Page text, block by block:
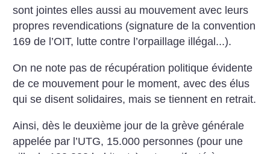
sont jointes elles aussi au mouvement avec leurs
propres revendications (signature de la convention
169 de l’OIT, lutte contre l’orpaillage illégal...).
On ne note pas de récupération politique évidente
de ce mouvement pour le moment, avec des élus
qui se disent solidaires, mais se tiennent en retrait.
Ainsi, dès le deuxième jour de la grève générale
appelée par l’UTG, 15.000 personnes (pour une